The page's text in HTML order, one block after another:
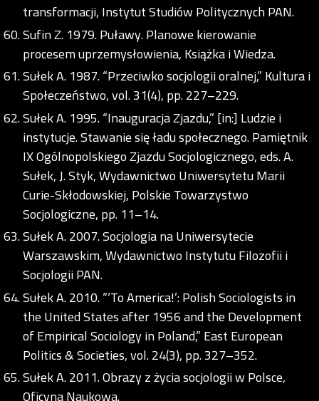
transformacji, Instytut Studiów Politycznych PAN.
Sufin Z. 1979. Puławy. Planowe kierowanie
procesem uprzemysłowienia, Książka i Wiedza.
Sułek A. 1987. “Przeciwko socjologii oralnej,” Kultura i
Społeczeństwo, vol. 31(4), pp. 227–229.
Sułek A. 1995. “Inauguracja Zjazdu,” [in:] Ludzie i
instytucje. Stawanie się ładu społecznego. Pamiętnik
IX Ogólnopolskiego Zjazdu Socjologicznego, eds. A.
Sułek, J. Styk, Wydawnictwo Uniwersytetu Marii
Curie-Skłodowskiej, Polskie Towarzystwo
Socjologiczne, pp. 11–14.
Sułek A. 2007. Socjologia na Uniwersytecie
Warszawskim, Wydawnictwo Instytutu Filozofii i
Socjologii PAN.
Sułek A. 2010. “‘To America!’: Polish Sociologists in
the United States after 1956 and the Development
of Empirical Sociology in Poland,” East European
Politics & Societies, vol. 24(3), pp. 327–352.
Sułek A. 2011. Obrazy z życia socjologii w Polsce,